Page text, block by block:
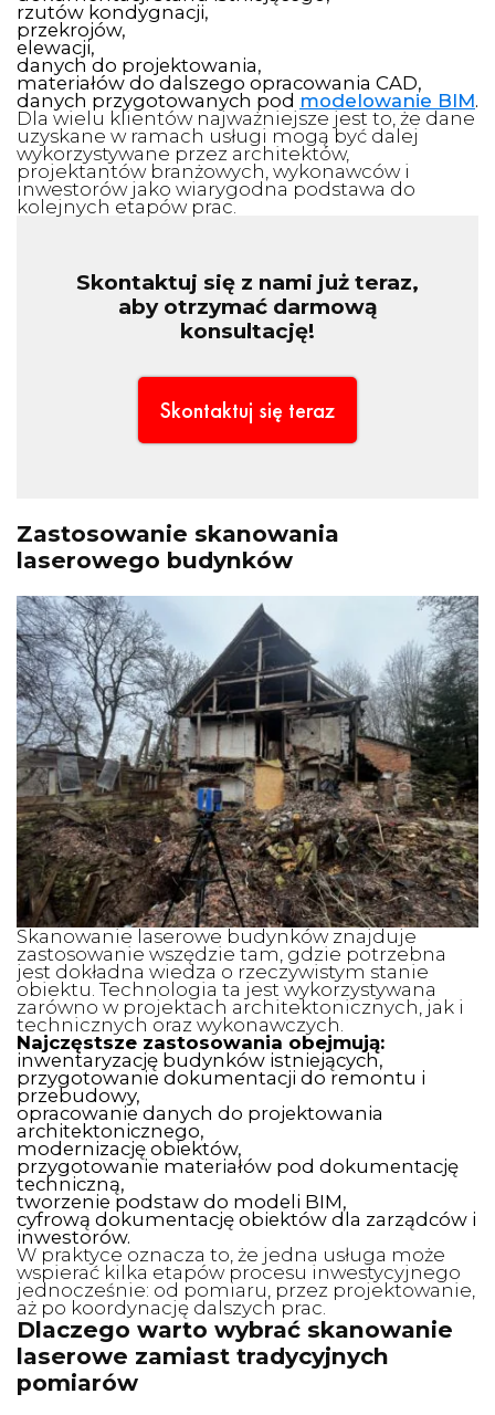
rzutów kondygnacji,
przekrojów,
elewacji,
danych do projektowania,
materiałów do dalszego opracowania CAD,
danych przygotowanych pod modelowanie BIM.
Dla wielu klientów najważniejsze jest to, że dane
uzyskane w ramach usługi mogą być dalej
wykorzystywane przez architektów,
projektantów branżowych, wykonawców i
inwestorów jako wiarygodna podstawa do
kolejnych etapów prac.
Skontaktuj się z nami już teraz,
aby otrzymać darmową
konsultację!
Skontaktuj się teraz
Zastosowanie skanowania
laserowego budynków
Skanowanie laserowe budynków znajduje
zastosowanie wszędzie tam, gdzie potrzebna
jest dokładna wiedza o rzeczywistym stanie
obiektu. Technologia ta jest wykorzystywana
zarówno w projektach architektonicznych, jak i
technicznych oraz wykonawczych.
Najczęstsze zastosowania obejmują:
inwentaryzację budynków istniejących,
przygotowanie dokumentacji do remontu i
przebudowy,
opracowanie danych do projektowania
architektonicznego,
modernizację obiektów,
przygotowanie materiałów pod dokumentację
techniczną,
tworzenie podstaw do modeli BIM,
cyfrową dokumentację obiektów dla zarządców i
inwestorów.
W praktyce oznacza to, że jedna usługa może
wspierać kilka etapów procesu inwestycyjnego
jednocześnie: od pomiaru, przez projektowanie,
aż po koordynację dalszych prac.
Dlaczego warto wybrać skanowanie
laserowe zamiast tradycyjnych
pomiarów